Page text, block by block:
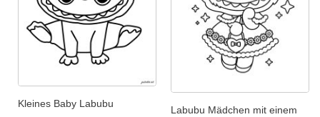
Kleines Baby Labubu
Labubu Mädchen mit einem